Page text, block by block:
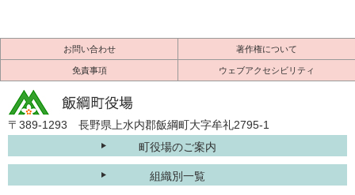
お問い合わせ 著作権について
免責事項 ウェブアクセシビリティ
〒389-1293 長野県上水内郡飯綱町大字牟礼2795-1
町役場のご案内
組織別一覧